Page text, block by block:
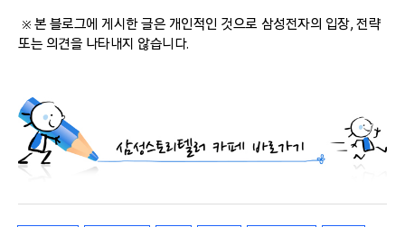
※ 본 블로그에 게시한 글은 개인적인 것으로 삼성전자의 입장, 전략
또는 의견을 나타내지 않습니다.